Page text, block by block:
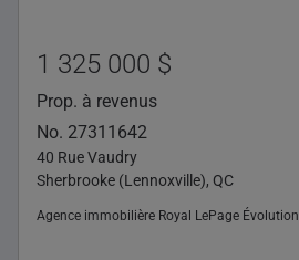
1 325 000 $
Prop. à revenus
No. 27311642
40 Rue Vaudry
Sherbrooke (Lennoxville), QC
Agence immobilière Royal LePage Évolution